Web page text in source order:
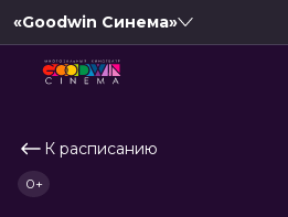
«Goodwin Синема»
К расписанию
0+